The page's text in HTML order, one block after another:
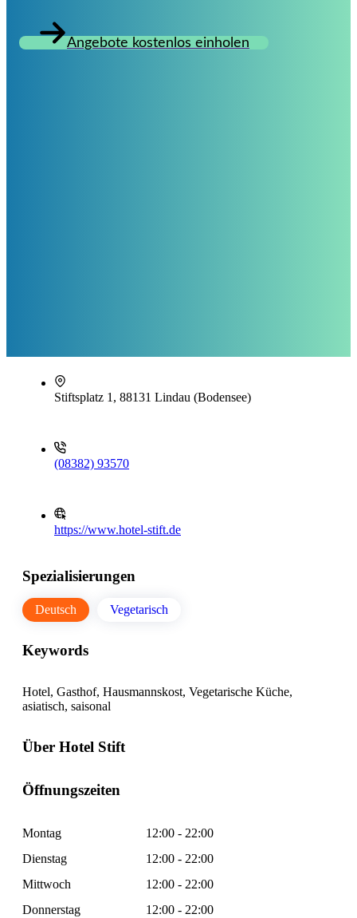
Angebote kostenlos einholen
Stiftsplatz 1, 88131 Lindau (Bodensee)
(08382) 93570
https://www.hotel-stift.de
Spezialisierungen
Deutsch Vegetarisch
Keywords
Hotel, Gasthof, Hausmannskost, Vegetarische Küche,
asiatisch, saisonal
Über Hotel Stift
Öffnungszeiten
Montag
12:00 - 22:00
Dienstag
12:00 - 22:00
Mittwoch
12:00 - 22:00
Donnerstag
12:00 - 22:00